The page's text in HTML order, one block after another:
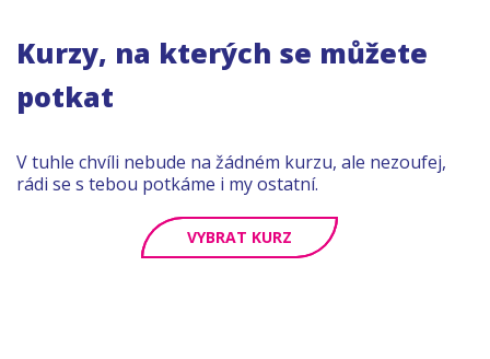
Kurzy, na kterých se můžete
potkat
V tuhle chvíli nebude na žádném kurzu, ale nezoufej,
rádi se s tebou potkáme i my ostatní.
VYBRAT KURZ